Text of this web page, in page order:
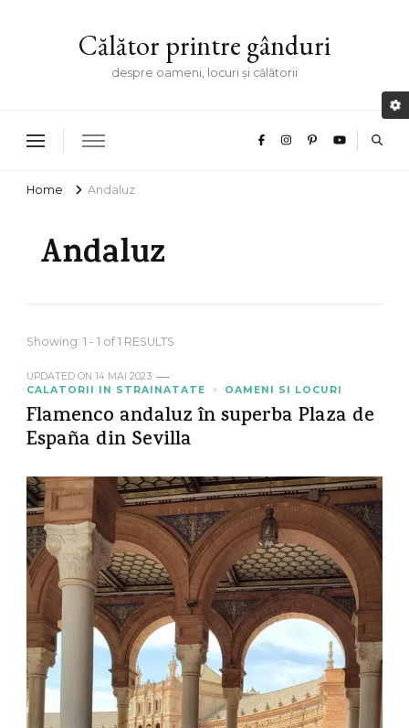
Călător printre gânduri
despre oameni, locuri și călătorii
Home Andaluz
Andaluz
Showing: 1 - 1 of 1 RESULTS
UPDATED ON 14 MAI 2023
CALATORII IN STRAINATATE
OAMENI SI LOCURI
Flamenco andaluz în superba Plaza de
España din Sevilla